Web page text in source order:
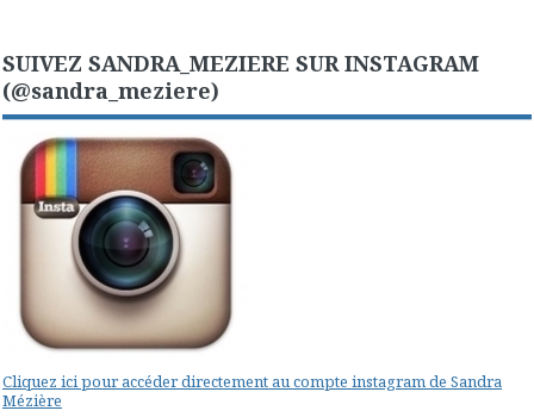
SUIVEZ SANDRA_MEZIERE SUR INSTAGRAM
(@sandra_meziere)
Cliquez ici pour accéder directement au compte instagram de Sandra
Mézière